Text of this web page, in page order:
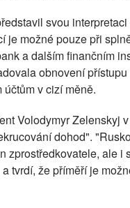
svou
je možné pouze při
a dalším finančním
obnovení
v cizí měně.
Volodymyr Zelenskyj
dohod".
zprostředkovatele, ale
tvrdí, že příměří je